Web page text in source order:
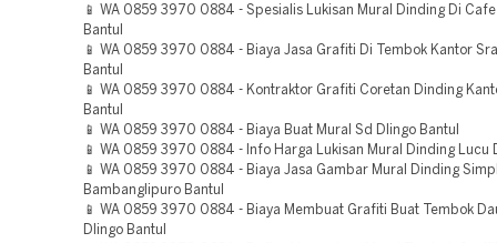
📱 WA 0859 3970 0884 - Spesialis Lukisan Mural Dinding Di
Bantul
📱 WA 0859 3970 0884 - Biaya Jasa Grafiti Di Tembok Kantor
Bantul
📱 WA 0859 3970 0884 - Kontraktor Grafiti Coretan Dinding
Bantul
📱 WA 0859 3970 0884 - Biaya Buat Mural Sd Dlingo Bantul
📱 WA 0859 3970 0884 - Info Harga Lukisan Mural Dinding Lucu
📱 WA 0859 3970 0884 - Biaya Jasa Gambar Mural Dinding
Bambanglipuro Bantul
📱 WA 0859 3970 0884 - Biaya Membuat Grafiti Buat Tembok
Dlingo Bantul